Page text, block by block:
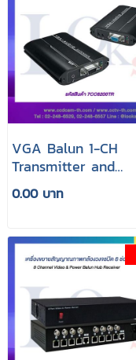
VGA Balun 1-CH
Transmitter and
Receiver 300m
0.00 บาท